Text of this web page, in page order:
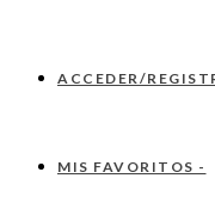
ACCEDER/
MIS FAVORITOS -